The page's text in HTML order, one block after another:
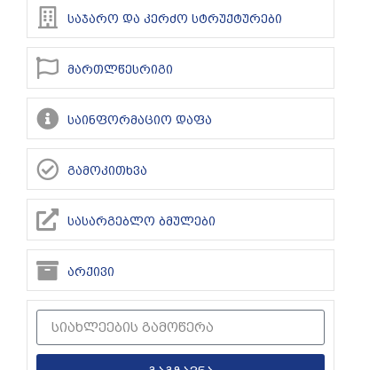
საჯარო და კერძო სტრუქტურები
მართლწესრიგი
საინფორმაციო დაფა
გამოკითხვა
სასარგებლო ბმულები
არქივი